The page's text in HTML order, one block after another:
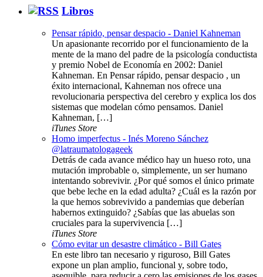
Libros
Pensar rápido, pensar despacio - Daniel Kahneman
Un apasionante recorrido por el funcionamiento de la
mente de la mano del padre de la psicología conductista
y premio Nobel de Economía en 2002: Daniel
Kahneman. En Pensar rápido, pensar despacio , un
éxito internacional, Kahneman nos ofrece una
revolucionaria perspectiva del cerebro y explica los dos
sistemas que modelan cómo pensamos. Daniel
Kahneman, […]
iTunes Store
Homo imperfectus - Inés Moreno Sánchez
@latraumatologageek
Detrás de cada avance médico hay un hueso roto, una
mutación improbable o, simplemente, un ser humano
intentando sobrevivir. ¿Por qué somos el único primate
que bebe leche en la edad adulta? ¿Cuál es la razón por
la que hemos sobrevivido a pandemias que deberían
habernos extinguido? ¿Sabías que las abuelas son
cruciales para la supervivencia […]
iTunes Store
Cómo evitar un desastre climático - Bill Gates
En este libro tan necesario y riguroso, Bill Gates
expone un plan amplio, funcional y, sobre todo,